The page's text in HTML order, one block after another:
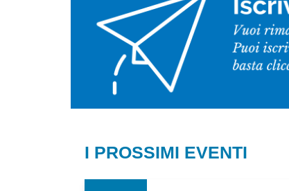
I PROSSIMI EVENTI